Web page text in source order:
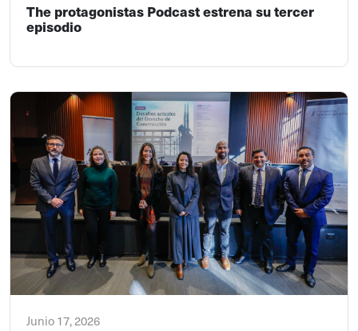
The protagonistas Podcast estrena su tercer
episodio
Junio 17, 2026